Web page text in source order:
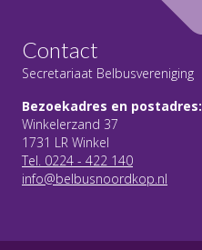
Contact
Secretariaat Belbusvereniging
Bezoekadres en postadres:
Winkelerzand 37
1731 LR Winkel
Tel. 0224 - 422 140
info@belbusnoordkop.nl